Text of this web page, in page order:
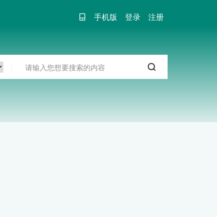
手机版 登录 注册